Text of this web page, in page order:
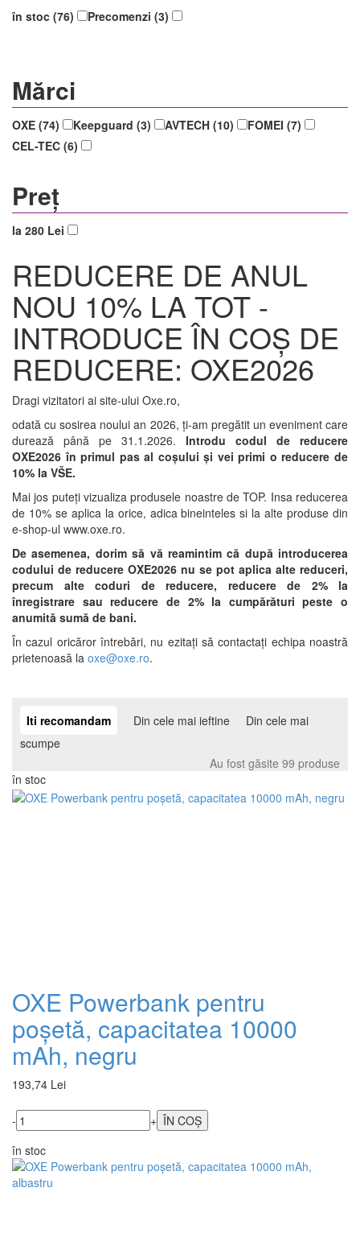
în stoc (76) Precomenzi (3)
Mărci
OXE (74) Keepguard (3) AVTECH (10)
FOMEI (7)
CEL-TEC (6)
Preț
la 280 Lei
REDUCERE DE ANUL
NOU 10% LA TOT -
INTRODUCE ÎN COȘ DE
REDUCERE: OXE2026
Dragi vizitatori ai site-ului Oxe.ro,
odată cu sosirea noului an 2026, ți-am pregătit un eveniment care
durează până pe 31.1.2026. Introdu codul de reducere
OXE2026 în primul pas al coșului și vei primi o reducere de
10% la VŠE.
Mai jos puteți vizualiza produsele noastre de TOP. Insa reducerea
de 10% se aplica la orice, adica bineinteles si la alte produse din
e-shop-ul www.oxe.ro.
De asemenea, dorim să vă reamintim că după introducerea
codului de reducere OXE2026 nu se pot aplica alte reduceri,
precum alte coduri de reducere, reducere de 2% la
înregistrare sau reducere de 2% la cumpărături peste o
anumită sumă de bani.
În cazul oricăror întrebări, nu ezitați să contactați echipa noastră
prietenoasă la oxe@oxe.ro.
Iti recomandam Din cele mai ieftine
Din cele mai
scumpe
Au fost găsite 99 produse
în stoc
OXE Powerbank pentru
poșetă, capacitatea 10000
mAh, negru
193,74 Lei
-
+
în stoc